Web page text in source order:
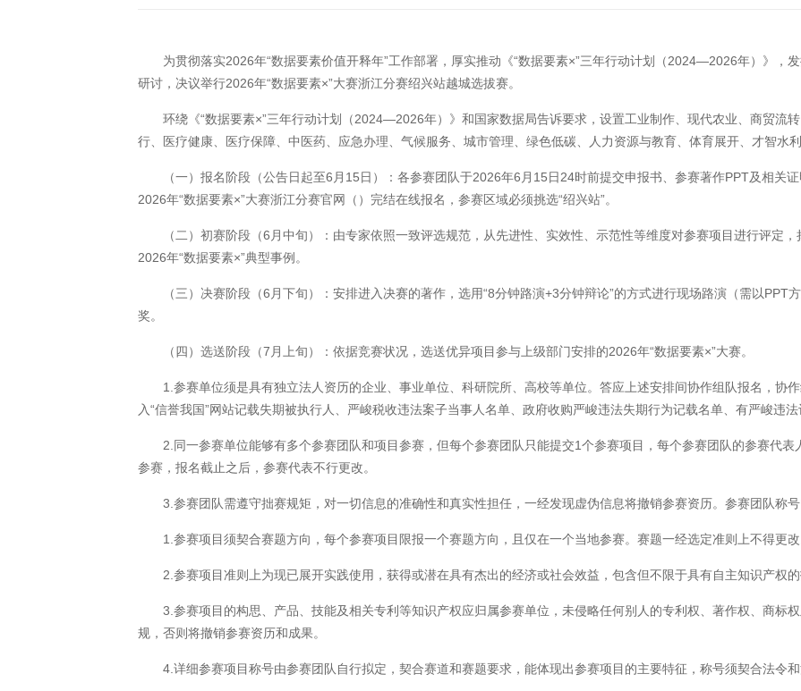
为贯彻落实2026年“数据要素价值开释年”工作部署，厚实推动《“数据要素×”三年行动计划（2024—2026年）》，
研讨，决议举行2026年“数据要素×”大赛浙江分赛绍兴站越城选拔赛。
环绕《“数据要素×”三年行动计划（2024—2026年）》和国家数据局告诉要求，设置工业制作、现代农业、商贸流
行、医疗健康、医疗保障、中医药、应急办理、气候服务、城市管理、绿色低碳、人力资源与教育、体育展开、才智水利
（一）报名阶段（公告日起至6月15日）：各参赛团队于2026年6月15日24时前提交申报书、参赛著作PPT及相关
2026年“数据要素×”大赛浙江分赛官网（）完结在线报名，参赛区域必须挑选“绍兴站”。
（二）初赛阶段（6月中旬）：由专家依照一致评选规范，从先进性、实效性、示范性等维度对参赛项目进行评定，
2026年“数据要素×”典型事例。
（三）决赛阶段（6月下旬）：安排进入决赛的著作，选用“8分钟路演+3分钟辩论”的方式进行现场路演（需以PPT
奖。
（四）选送阶段（7月上旬）：依据竞赛状况，选送优异项目参与上级部门安排的2026年“数据要素×”大赛。
1.参赛单位须是具有独立法人资历的企业、事业单位、科研院所、高校等单位。答应上述安排间协作组队报名，协
入“信誉我国”网站记载失期被执行人、严峻税收违法案子当事人名单、政府收购严峻违法失期行为记载名单、有严峻违法
2.同一参赛单位能够有多个参赛团队和项目参赛，但每个参赛团队只能提交1个参赛项目，每个参赛团队的参赛代表
参赛，报名截止之后，参赛代表不行更改。
3.参赛团队需遵守拙赛规矩，对一切信息的准确性和真实性担任，一经发现虚伪信息将撤销参赛资历。参赛团队称号
1.参赛项目须契合赛题方向，每个参赛项目限报一个赛题方向，且仅在一个当地参赛。赛题一经选定准则上不得更改
2.参赛项目准则上为现已展开实践使用，获得或潜在具有杰出的经济或社会效益，包含但不限于具有自主知识产权的
3.参赛项目的构思、产品、技能及相关专利等知识产权应归属参赛单位，未侵略任何别人的专利权、著作权、商标
规，否则将撤销参赛资历和成果。
4.详细参赛项目称号由参赛团队自行拟定，契合赛道和赛题要求，能体现出参赛项目的主要特征，称号须契合法令和